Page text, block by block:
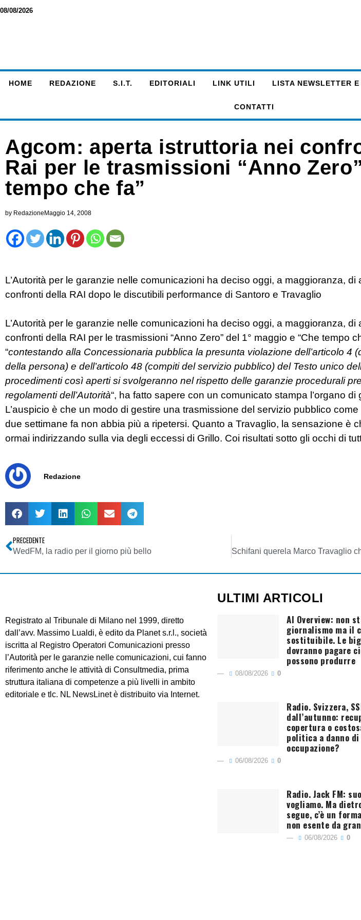
08/08/2026
HOME REDAZIONE S.I.T. EDITORIALI LINK UTILI LISTA NEWSLETTER
CONTATTI
Agcom: aperta istruttoria nei
Rai per le trasmissioni “Anno
tempo che fa”
by Redazione Maggio 14, 2008
L’Autorità per le garanzie nelle comunicazioni ha deciso oggi, a maggioranza, di
confronti della RAI dopo le discutibili performance di Santoro e Travaglio
L’Autorità per le garanzie nelle comunicazioni ha deciso oggi, a maggioranza, di
confronti della RAI per le trasmissioni “Anno Zero” del 1° maggio e “Che tempo
“contestando alla Concessionaria pubblica la presunta violazione dell’articolo 4
della persona) e dell’articolo 48 (compiti del servizio pubblico) del Testo unico
procedimenti così aperti si svolgeranno nel rispetto delle garanzie procedurali
regolamenti dell’Autorità“, ha fatto sapere con un comunicato stampa l’organo di
L’auspicio è che un modo di gestire una trasmissione del servizio pubblico
due settimane fa non abbia più a ripetersi. Quanto a Travaglio, la sensazione è
ormai indirizzando sulla via degli eccessi di Grillo. Coi risultati sotto gli occhi di
Redazione
PRECEDENTE
WedFM, la radio per il giorno più bello
Registrato al Tribunale di Milano nel 1999, diretto
dall’avv. Massimo Lualdi, è edito da Planet s.r.l., società
iscritta al Registro Operatori Comunicazioni presso
l’Autorità per le garanzie nelle comunicazioni, cui fanno
riferimento anche le attività di Consultmedia, prima
struttura italiana di competenze a più livelli in ambito
editoriale e tlc. NL NewsLinet è distribuito via Internet.
ULTIMI ARTICOLI
AI Overview: non
giornalismo ma il
sostituibile. Le
dovranno pagare
possono produrre
08/08/2026 0
Radio. Svizzera,
dall’autunno:
copertura o
politica a danno
occupazione?
06/08/2026 0
Radio. Jack FM:
vogliamo. Ma
segue, c’è un
non esente da
06/08/2026 0